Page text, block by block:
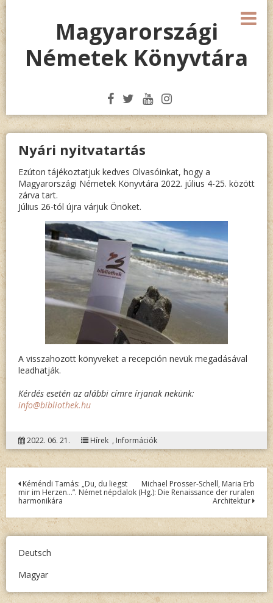
Megszakítás
Magyarországi
Németek Könyvtára
Nyári nyitvatartás
Ezúton tájékoztatjuk kedves Olvasóinkat, hogy a
Magyarországi Németek Könyvtára 2022. július 4-25. között
zárva tart.
Július 26-tól újra várjuk Önöket.
A visszahozott könyveket a recepción nevük megadásával
leadhatják.
Kérdés esetén az alábbi címre írjanak nekünk:
info@bibliothek.hu
2022. 06. 21. Hírek , Információk
Bejegyzés
navigáció
Kéméndi Tamás: „Du, du liegst
mir im Herzen…”. Német népdalok
harmonikára
Michael Prosser-Schell, Maria Erb
(Hg.): Die Renaissance der ruralen
Architektur
Deutsch
Magyar